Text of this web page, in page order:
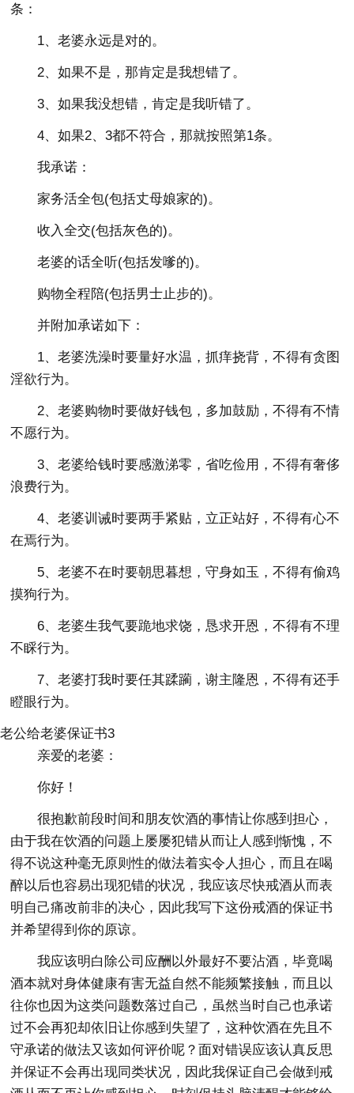
条：
1、老婆永远是对的。
2、如果不是，那肯定是我想错了。
3、如果我没想错，肯定是我听错了。
4、如果2、3都不符合，那就按照第1条。
我承诺：
家务活全包(包括丈母娘家的)。
收入全交(包括灰色的)。
老婆的话全听(包括发嗲的)。
购物全程陪(包括男士止步的)。
并附加承诺如下：
1、老婆洗澡时要量好水温，抓痒挠背，不得有贪图
淫欲行为。
2、老婆购物时要做好钱包，多加鼓励，不得有不情
不愿行为。
3、老婆给钱时要感激涕零，省吃俭用，不得有奢侈
浪费行为。
4、老婆训诫时要两手紧贴，立正站好，不得有心不
在焉行为。
5、老婆不在时要朝思暮想，守身如玉，不得有偷鸡
摸狗行为。
6、老婆生我气要跪地求饶，恳求开恩，不得有不理
不睬行为。
7、老婆打我时要任其蹂躏，谢主隆恩，不得有还手
瞪眼行为。
老公给老婆保证书3
亲爱的老婆：
你好！
很抱歉前段时间和朋友饮酒的事情让你感到担心，
由于我在饮酒的问题上屡屡犯错从而让人感到惭愧，不
得不说这种毫无原则性的做法着实令人担心，而且在喝
醉以后也容易出现犯错的状况，我应该尽快戒酒从而表
明自己痛改前非的决心，因此我写下这份戒酒的保证书
并希望得到你的原谅。
我应该明白除公司应酬以外最好不要沾酒，毕竟喝
酒本就对身体健康有害无益自然不能频繁接触，而且以
往你也因为这类问题数落过自己，虽然当时自己也承诺
过不会再犯却依旧让你感到失望了，这种饮酒在先且不
守承诺的做法又该如何评价呢？面对错误应该认真反思
并保证不会再出现同类状况，因此我保证自己会做到戒